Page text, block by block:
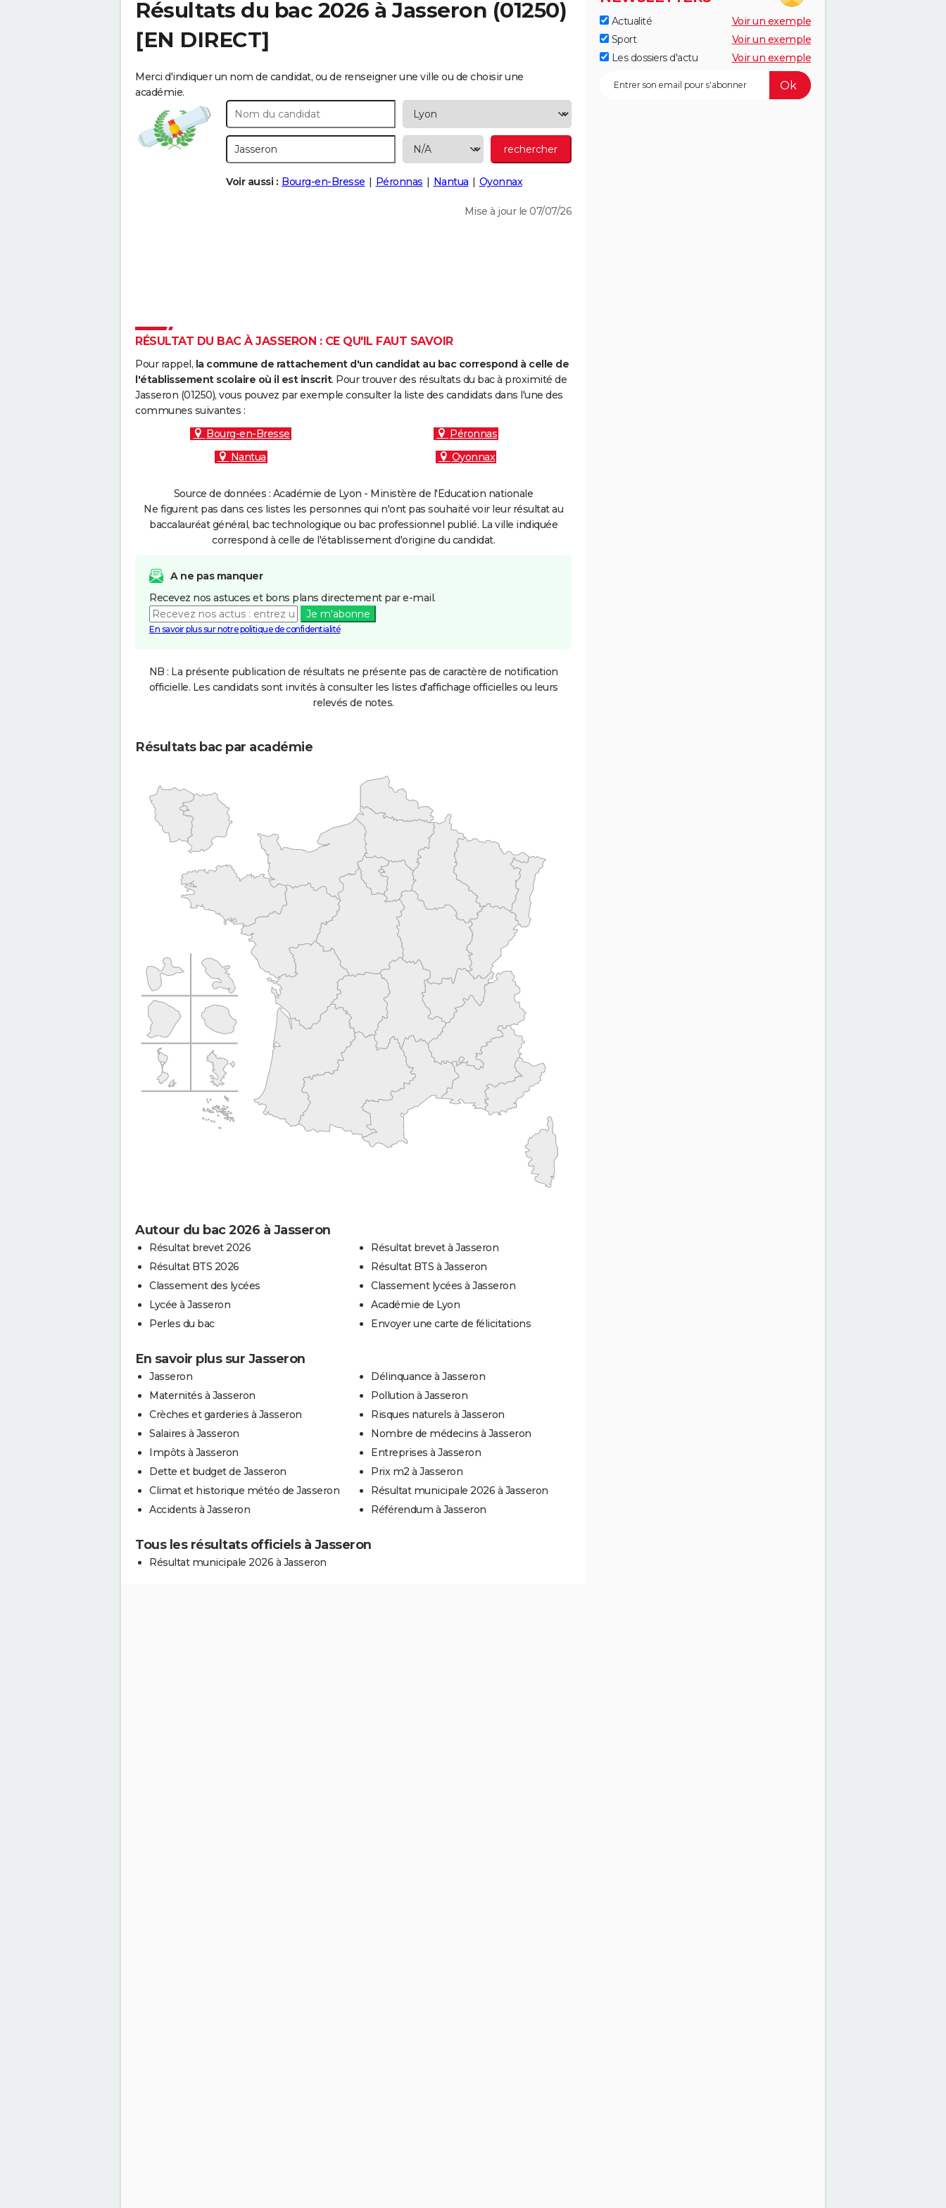
Résultats du bac 2026 àJasseron (01250)
[EN DIRECT]
Merci d'indiquer un nom de candidat, ou de renseigner une ville ou de choisir une
académie.
Voir aussi : Bourg-en-Bresse Péronnas Nantua Oyonnax
Mise à jour le 07/07/26
RÉSULTAT DU BAC À JASSERON : CE QU'IL FAUT SAVOIR
Pour rappel, la commune de rattachement d'un candidat au bac correspond à celle de
l'établissement scolaire où il est inscrit. Pour trouver des résultats du bac à proximité de
Jasseron (01250), vous pouvez par exemple consulter la liste des candidats dans l'une des
communes suivantes :
Bourg-en-Bresse
Péronnas
Nantua
Oyonnax
Source de données : Académie de Lyon - Ministère de l'Education nationale
Ne figurent pas dans ces listes les personnes qui n'ont pas souhaité voir leur résultat au
baccalauréat général, bac technologique ou bac professionnel publié. La ville indiquée
correspond à celle de l'établissement d'origine du candidat.
A ne pas manquer
Recevez nos astuces et bons plans directement par e-mail.
Je m'abonne
En savoir plus sur notre politique de confidentialité
NB : La présente publication de résultats ne présente pas de caractère de notification
officielle. Les candidats sont invités à consulter les listes d'affichage officielles ou leurs
relevés de notes.
Résultats bac par académie
Autour du bac 2026 à Jasseron
Résultat brevet 2026
Résultat BTS 2026
Classement des lycées
Lycée à Jasseron
Perles du bac
Résultat brevet à Jasseron
Résultat BTS à Jasseron
Classement lycées à Jasseron
Académie de Lyon
Envoyer une carte de félicitations
En savoir plus sur Jasseron
Jasseron
Maternités à Jasseron
Crèches et garderies à Jasseron
Salaires à Jasseron
Impôts à Jasseron
Dette et budget de Jasseron
Climat et historique météo de Jasseron
Accidents à Jasseron
Délinquance à Jasseron
Pollution à Jasseron
Risques naturels à Jasseron
Nombre de médecins à Jasseron
Entreprises à Jasseron
Prix m2 à Jasseron
Résultat municipale 2026 à Jasseron
Référendum à Jasseron
Tous les résultats officiels à Jasseron
Résultat municipale 2026 à Jasseron
Actualité
Voir un exemple
Sport
Voir un exemple
Les dossiers d'actu
Voir un exemple